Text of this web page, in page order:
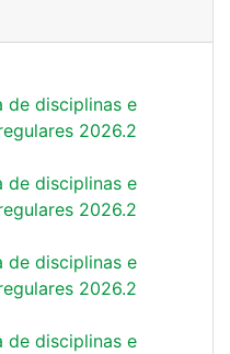
de disciplinas e
2026.2
de disciplinas e
2026.2
de disciplinas e
2026.2
de disciplinas e